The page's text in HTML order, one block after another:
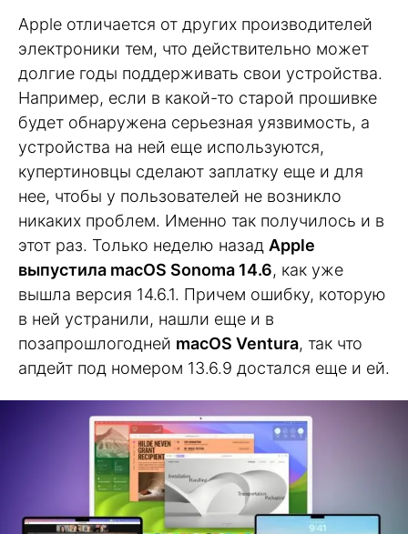
Apple отличается от других производителей
электроники тем, что действительно может
долгие годы поддерживать свои устройства.
Например, если в какой-то старой прошивке
будет обнаружена серьезная уязвимость, а
устройства на ней еще используются,
купертиновцы сделают заплатку еще и для
нее, чтобы у пользователей не возникло
никаких проблем. Именно так получилось и в
этот раз. Только неделю назад Apple
выпустила macOS Sonoma 14.6, как уже
вышла версия 14.6.1. Причем ошибку, которую
в ней устранили, нашли еще и в
позапрошлогодней macOS Ventura, так что
апдейт под номером 13.6.9 достался еще и ей.